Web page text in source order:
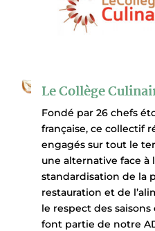
Le Collège
Fondé par 26 chefs
française, ce collectif
engagés sur tout le
une alternative face à
standardisation de la
restauration et de
le respect des
font partie de notre